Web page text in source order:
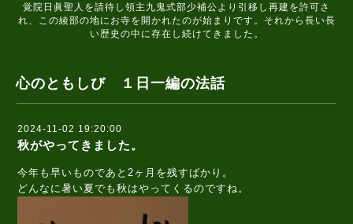
覚院日眞聖人を請待し領主九鬼式部少補公より引移し再建を許可さ
れ、この綾部の地にお寺を開かれたのが始まりです。それから長い長
い歴史の中に存在し続けてきました。
心のともしび １日一編の法話
2024-11-02 19:20:00
秋がやってきました。
今年も早いものであと2ヶ月を残すばかり。
どんなに暑い夏でも秋はやってくるのですね。